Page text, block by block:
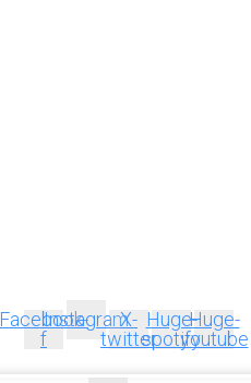
Facebook-
f
InstagramX-
twitter
Huge-
spotify
Huge-
youtube